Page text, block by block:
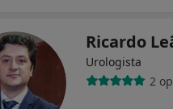
Ricardo
Urologista
2